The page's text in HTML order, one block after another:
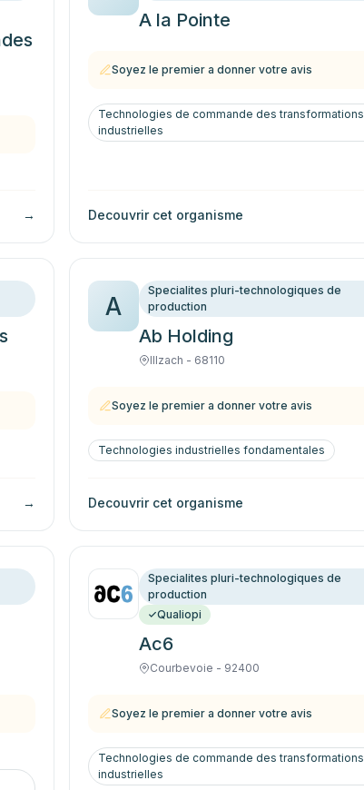
→
A la Pointe
Soyez le premier a donner votre avis
Technologies de commande des transformations
industrielles
Decouvrir cet organisme
→
A
Specialites pluri-technologiques de
production
Ab Holding
Illzach - 68110
Soyez le premier a donner votre avis
Technologies industrielles fondamentales
Decouvrir cet organisme
Specialites pluri-technologiques de
production
Qualiopi
Ac6
Courbevoie - 92400
Soyez le premier a donner votre avis
Technologies de commande des transformations
industrielles